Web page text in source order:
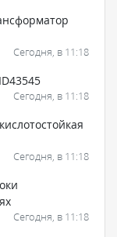
Сегодня, в 11:18
Сегодня, в 11:18
Сегодня, в 11:18
Сегодня, в 11:18